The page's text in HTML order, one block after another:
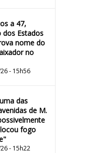
a 47,
dos Estados
nome do
no
- 15h56
das
de M.
fogo
- 15h22